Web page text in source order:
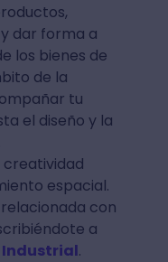
dar forma a
los bienes de
de la
tu
el diseño y la
creatividad
espacial.
con
a
Industrial.